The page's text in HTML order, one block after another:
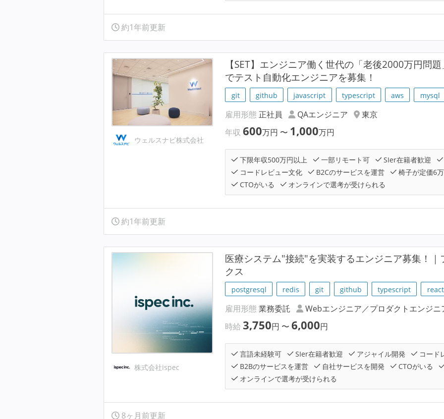
約1年前更新
ウェルスナビ株式会社
【SET】エンジニア働く世代の「老後2000万円問
でテスト自動化エンジニアを募集！
git github javascript typescript aws mysql
雇用形態 正社員 QAエンジニア
東京
年収600万円 〜 1,000万円
下限年収500万円以上 一部リモート可 SIer在籍者歓迎
コードレビュー文化
B2Cのサービスを運営
椅子が定価6
CTOがいる
オンラインで選考が受けられる
約1年前更新
株式会社ispec
医療システム"接続"を実装するエンジニア募集！
クス
postgresql redis git github typescript react
雇用形態業務委託
Webエンジニア／プロダクトエンジニ
時給3,750円 〜6,000円
言語未経験可 SIer在籍者歓迎 アジャイル開発
コード
B2Bのサービスを運営
自社サービスを開発
CTOがいる
オンラインで選考が受けられる
8ヶ月前更新